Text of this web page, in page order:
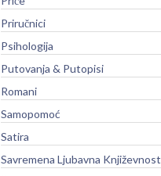
Priručnici
Psihologija
Putovanja & Putopisi
Romani
Samopomoć
Satira
Savremena Ljubavna Književnost